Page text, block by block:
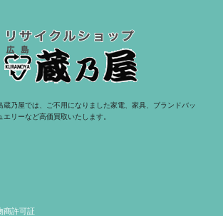
蔵乃屋では、ご不用になりました家電、家具、ブランドバッ
リーなど高価買取いたします。
商許可証